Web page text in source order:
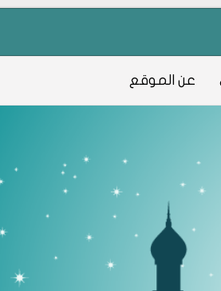
عن الموقع